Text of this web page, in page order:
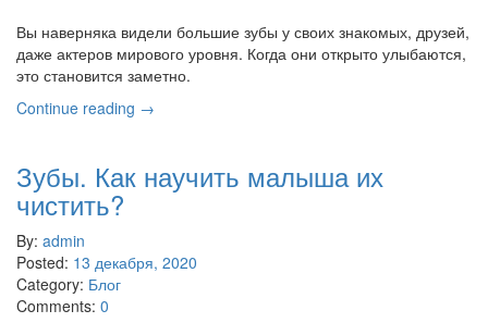
Вы наверняка видели большие зубы у своих знакомых, друзей,
даже актеров мирового уровня. Когда они открыто улыбаются,
это становится заметно.
Continue reading →
Зубы. Как научить малыша их
чистить?
By: admin
Posted: 13 декабря, 2020
Category: Блог
Comments: 0